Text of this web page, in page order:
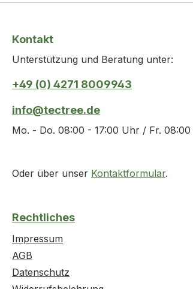
Kontakt
Unterstützung und Beratung unter:
+49 (0) 4271 8009943
info@tectree.de
Mo. - Do. 08:00 - 17:00 Uhr / Fr.
Oder über unser Kontaktformular.
Rechtliches
Impressum
AGB
Datenschutz